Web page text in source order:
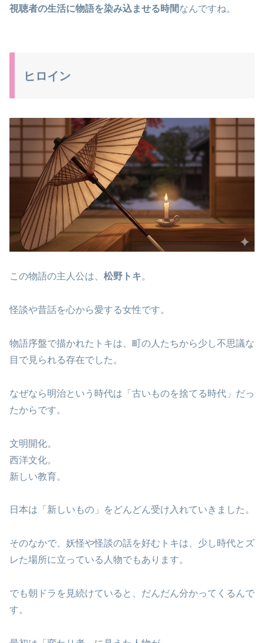
視聴者の生活に物語を染み込ませる時間なんですね。
ヒロイン
この物語の主人公は、 松野トキ。
怪談や昔話を心から愛する女性です。
物語序盤で描かれたトキは、町の人たちから少し不思議な
目で見られる存在でした。
なぜなら明治という時代は「古いものを捨てる時代」だっ
たからです。
文明開化。
西洋文化。
新しい教育。
日本は「新しいもの」をどんどん受け入れていきました。
そのなかで、妖怪や怪談の話を好むトキは、少し時代とズ
レた場所に立っている人物でもあります。
でも朝ドラを見続けていると、だんだん分かってくるんで
す。